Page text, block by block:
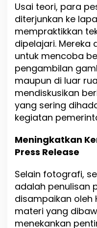
Usai teori, para
diterjunkan ke
mempraktikkan
dipelajari. Mereka
untuk mencoba
pengambilan
maupun di luar
mendiskusikan
yang sering
kegiatan
Meningkatkan
Press Release
Selain fotografi,
adalah penulisan
disampaikan oleh
materi yang
menekankan